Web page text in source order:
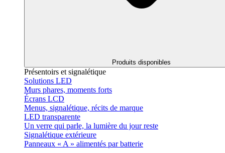
Produits disponibles
Présentoirs et signalétique
Solutions LED
Murs phares, moments forts
Écrans LCD
Menus, signalétique, récits de marque
LED transparente
Un verre qui parle, la lumière du jour reste
Signalétique extérieure
Panneaux « A » alimentés par batterie